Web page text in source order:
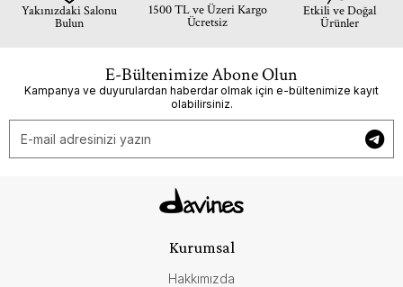
Yakınızdaki Salonu
Bulun
1500 TL ve Üzeri Kargo
Ücretsiz
Etkili ve Doğal
Ürünler
E-Bültenimize Abone Olun
Kampanya ve duyurulardan haberdar olmak için e-bültenimize kayıt
olabilirsiniz.
Kurumsal
Hakkımızda